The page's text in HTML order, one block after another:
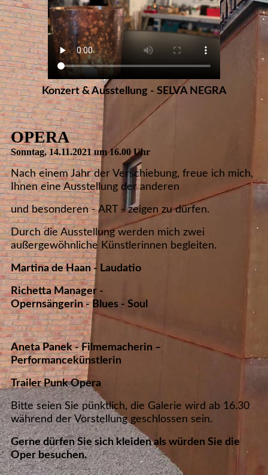
Konzert & Ausstellung - SELVA NEGRA
OPERA
Sonntag, 14.11.2021 um 16.00 Uhr
Nach einem Jahr der Verschiebung, freue ich mich,
Ihnen eine Ausstellung der anderen
und besonderen - ART - zeigen zu dürfen.
Durch die Ausstellung werden mich zwei
außergewöhnliche Künstlerinnen begleiten.
Martina de Haan - Laudatio
Richetta Manager -
Opernsängerin - Blues - Soul
Aneta Panek - Filmemacherin –
Performancekünstlerin
Trailer Punk Opera
Bitte seien Sie pünktlich, die Galerie wird ab 16.30
während der Vorstellung geschlossen sein.
Gerne dürfen Sie sich kleiden als würden Sie die
Oper besuchen.